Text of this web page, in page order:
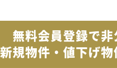
無料会員登録で非
新規物件・値下げ物